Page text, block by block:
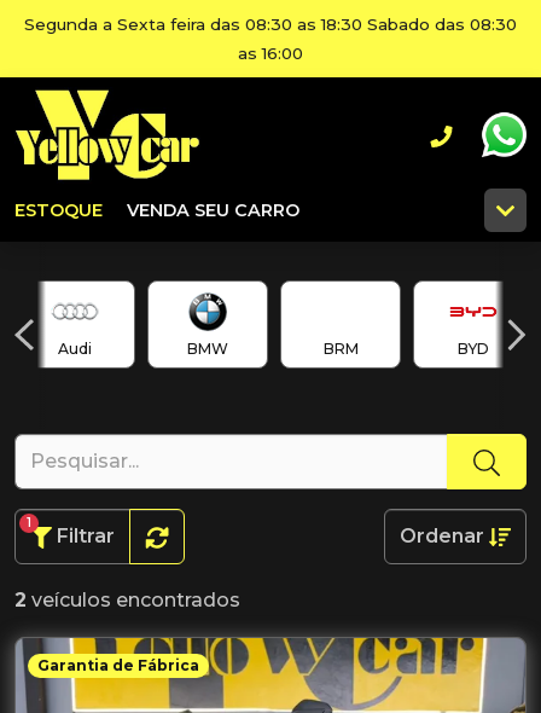
Segunda a Sexta feira das 08:30 as 18:30 Sabado das 08:30
as 16:00
ESTOQUE VENDA SEU CARRO
Audi BMW BRM BYD
Filtrar
1
Ordenar
2 veículos encontrados
Garantia de Fábrica